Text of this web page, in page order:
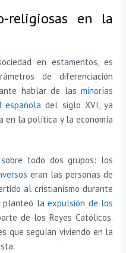
religiosas en la
en estamentos, es
de diferenciación
hablar de lasminorías
españoladel siglo XVI, ya
en la política y la economía
todo dos grupos: los
eran las personas de
al cristianismo durante
planteó laexpulsión de los
de los Reyes Católicos.
que seguían viviendo en la